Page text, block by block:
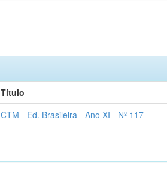
Título
CTM - Ed. Brasileira - Ano XI - Nº 117